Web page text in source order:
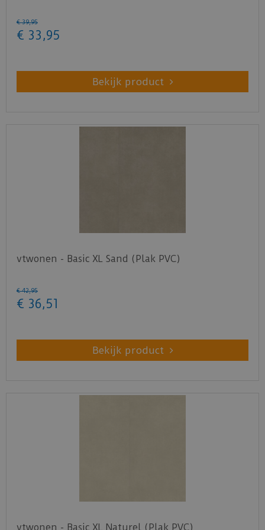
€ 39,95
€ 33 ,95
Bekijk product
vtwonen - Basic XL Sand (Plak PVC)
€ 42,95
€ 36,51
Bekijk product
vtwonen - Basic XL Naturel (Plak PVC)